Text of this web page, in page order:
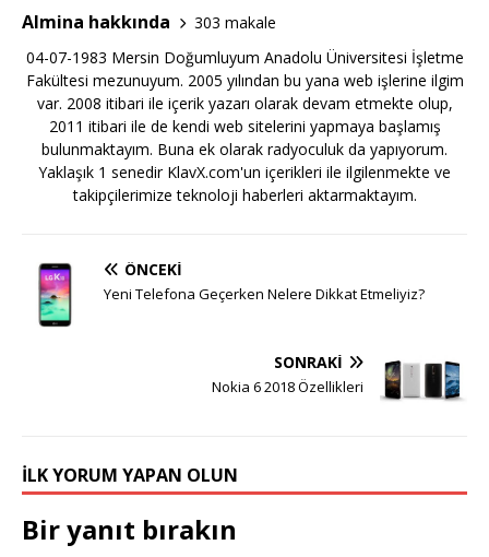
Almina hakkında
303 makale
04-07-1983 Mersin Doğumluyum Anadolu Üniversitesi İşletme
Fakültesi mezunuyum. 2005 yılından bu yana web işlerine ilgim
var. 2008 itibari ile içerik yazarı olarak devam etmekte olup,
2011 itibari ile de kendi web sitelerini yapmaya başlamış
bulunmaktayım. Buna ek olarak radyoculuk da yapıyorum.
Yaklaşık 1 senedir KlavX.com'un içerikleri ile ilgilenmekte ve
takipçilerimize teknoloji haberleri aktarmaktayım.
ÖNCEKI
Yeni Telefona Geçerken Nelere Dikkat Etmeliyiz?
SONRAKI
Nokia 6 2018 Özellikleri
İLK YORUM YAPAN OLUN
Bir yanıt bırakın